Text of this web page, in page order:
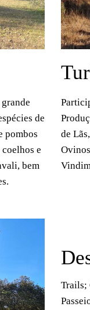
de
pombos
e
bem
de
Trails;